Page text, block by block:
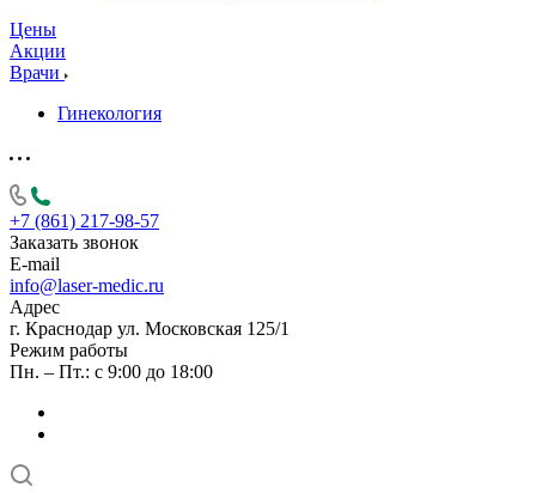
Цены
Акции
Врачи
Гинекология
+7 (861) 217-98-57
Заказать звонок
E-mail
info@laser-medic.ru
Адрес
г. Краснодар ул. Московская 125/1
Режим работы
Пн. – Пт.: с 9:00 до 18:00